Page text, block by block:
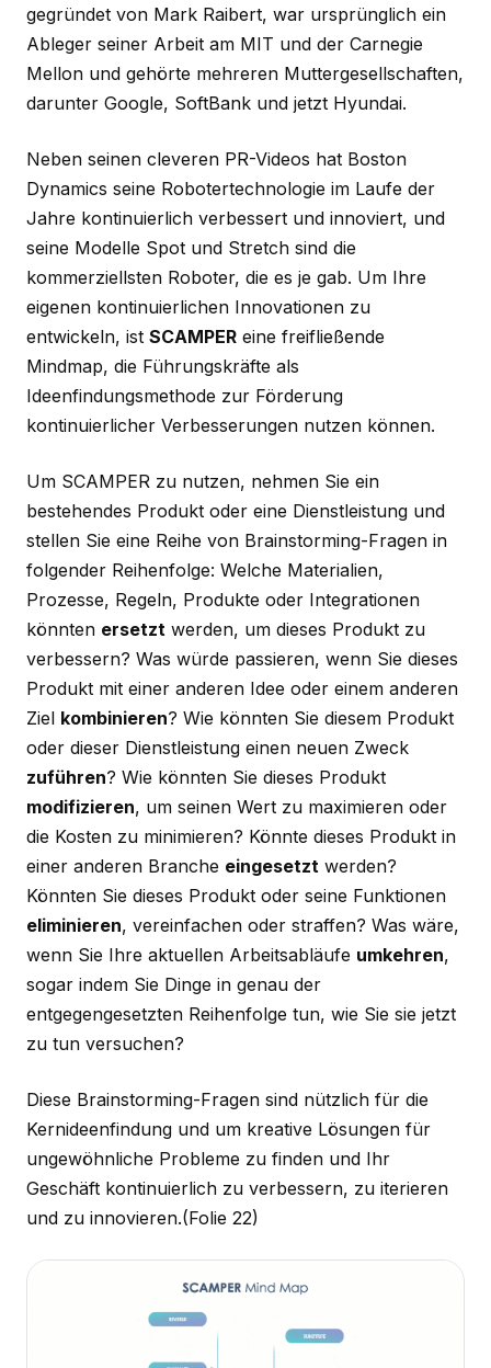
gegründet von Mark Raibert, war ursprünglich ein
Ableger seiner Arbeit am MIT und der Carnegie
Mellon und gehörte mehreren Muttergesellschaften,
darunter Google, SoftBank und jetzt Hyundai.
Neben seinen cleveren PR-Videos hat Boston
Dynamics seine Robotertechnologie im Laufe der
Jahre kontinuierlich verbessert und innoviert, und
seine Modelle Spot und Stretch sind die
kommerziellsten Roboter, die es je gab. Um Ihre
eigenen kontinuierlichen Innovationen zu
entwickeln, ist SCAMPER eine freifließende
Mindmap, die Führungskräfte als
Ideenfindungsmethode zur Förderung
kontinuierlicher Verbesserungen nutzen können.
Um SCAMPER zu nutzen, nehmen Sie ein
bestehendes Produkt oder eine Dienstleistung und
stellen Sie eine Reihe von Brainstorming-Fragen in
folgender Reihenfolge: Welche Materialien,
Prozesse, Regeln, Produkte oder Integrationen
könnten ersetzt werden, um dieses Produkt zu
verbessern? Was würde passieren, wenn Sie dieses
Produkt mit einer anderen Idee oder einem anderen
Ziel kombinieren? Wie könnten Sie diesem Produkt
oder dieser Dienstleistung einen neuen Zweck
zuführen? Wie könnten Sie dieses Produkt
modifizieren, um seinen Wert zu maximieren oder
die Kosten zu minimieren? Könnte dieses Produkt in
einer anderen Branche eingesetzt werden?
Könnten Sie dieses Produkt oder seine Funktionen
eliminieren, vereinfachen oder straffen? Was wäre,
wenn Sie Ihre aktuellen Arbeitsabläufe umkehren,
sogar indem Sie Dinge in genau der
entgegengesetzten Reihenfolge tun, wie Sie sie jetzt
zu tun versuchen?
Diese Brainstorming-Fragen sind nützlich für die
Kernideenfindung und um kreative Lösungen für
ungewöhnliche Probleme zu finden und Ihr
Geschäft kontinuierlich zu verbessern, zu iterieren
und zu innovieren.(Folie 22)